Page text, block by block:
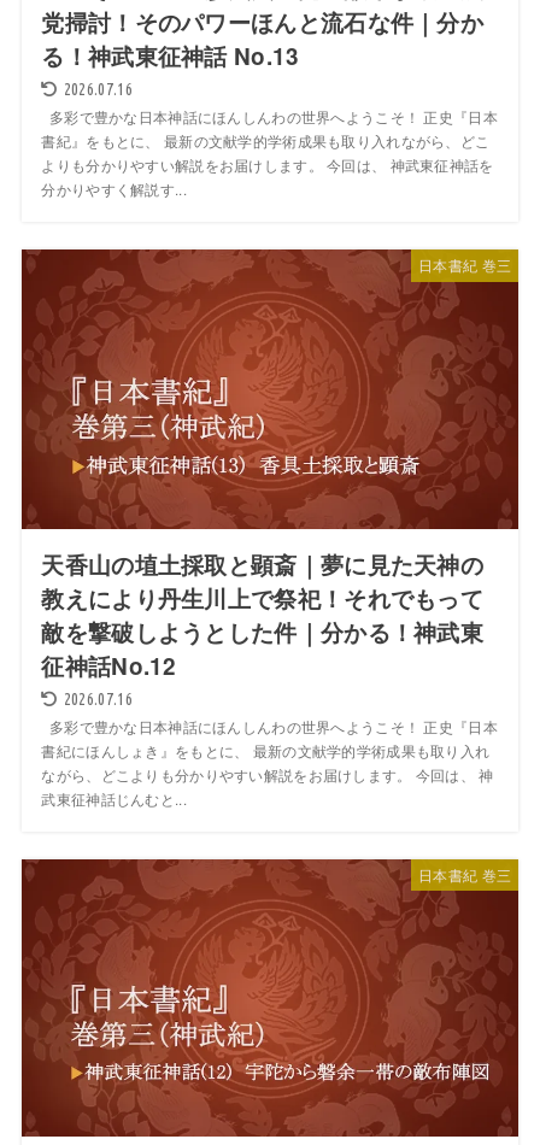
党掃討！そのパワーほんと流石な件｜分か
る！神武東征神話 No.13
2026.07.16
多彩で豊かな日本神話にほんしんわの世界へようこそ！ 正史『日本
書紀』をもとに、 最新の文献学的学術成果も取り入れながら、どこ
よりも分かりやすい解説をお届けします。 今回は、 神武東征神話を
分かりやすく解説す...
日本書紀 巻三
天香山の埴土採取と顕斎｜夢に見た天神の
教えにより丹生川上で祭祀！それでもって
敵を撃破しようとした件｜分かる！神武東
征神話No.12
2026.07.16
多彩で豊かな日本神話にほんしんわの世界へようこそ！ 正史『日本
書紀にほんしょき』をもとに、 最新の文献学的学術成果も取り入れ
ながら、どこよりも分かりやすい解説をお届けします。 今回は、 神
武東征神話じんむと...
日本書紀 巻三